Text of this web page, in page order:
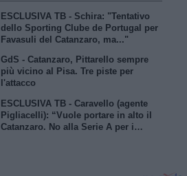
ESCLUSIVA TB - Schira: "Tentativo
dello Sporting Clube de Portugal per
Favasuli del Catanzaro, ma..."
GdS - Catanzaro, Pittarello sempre
più vicino al Pisa. Tre piste per
l'attacco
ESCLUSIVA TB - Caravello (agente
Pigliacelli): “Vuole portare in alto il
Catanzaro. No alla Serie A per i